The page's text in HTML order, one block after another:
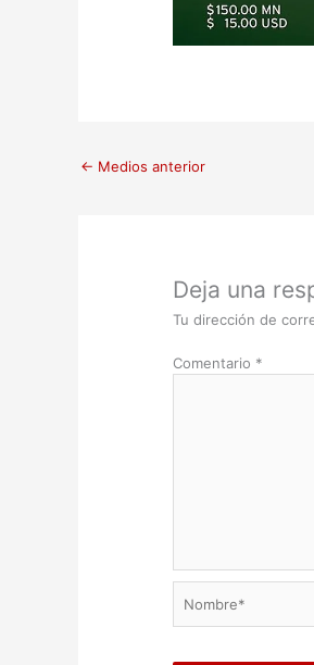
← Medios anterior
Deja una
Tu dirección de
Comentario *